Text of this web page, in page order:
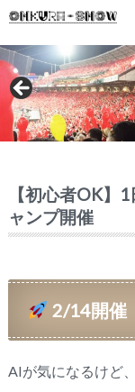
【初心者OK】
ャンプ開催
2/14開催
AIが気になるけど